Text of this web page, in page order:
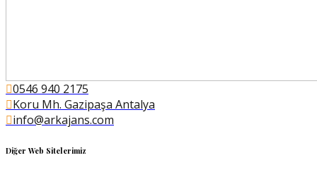
0546 940 2175
Koru Mh. Gazipaşa Antalya
info@arkajans.com
Diğer Web Sitelerimiz